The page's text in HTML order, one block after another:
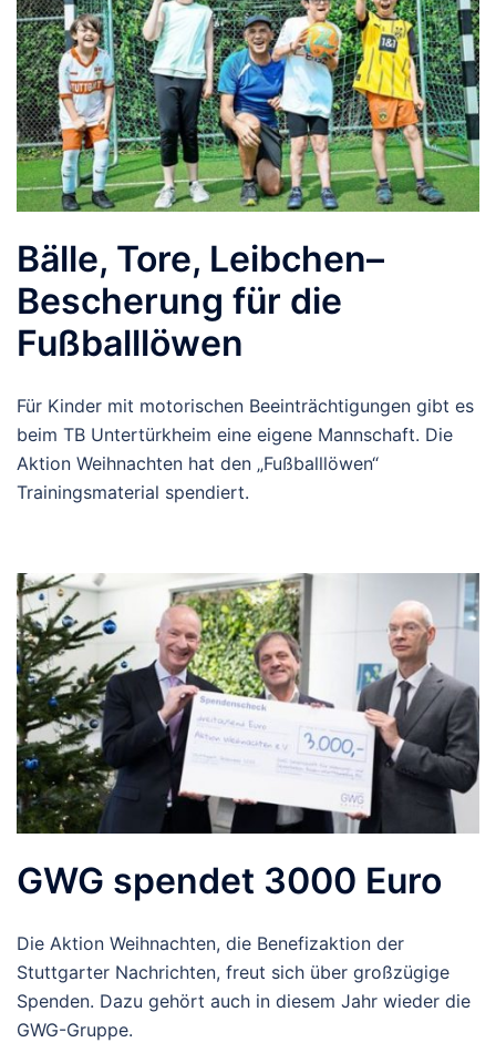
Bälle, Tore, Leibchen–
Bescherung für die
Fußballlöwen
Für Kinder mit motorischen Beeinträchtigungen gibt es
beim TB Untertürkheim eine eigene Mannschaft. Die
Aktion Weihnachten hat den „Fußballlöwen“
Trainingsmaterial spendiert.
GWG spendet 3000 Euro
Die Aktion Weihnachten, die Benefizaktion der
Stuttgarter Nachrichten, freut sich über großzügige
Spenden. Dazu gehört auch in diesem Jahr wieder die
GWG-Gruppe.